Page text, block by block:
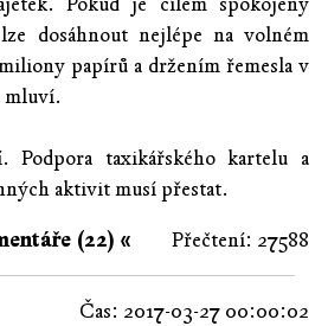
dosáhnout nejlépe na volném
papírů a držením řemesla v
mluví.
taxikářského kartelu a
aktivit musí přestat.
Přečtení: 27588
(22) «
Čas: 2017-03-27 00:00:02